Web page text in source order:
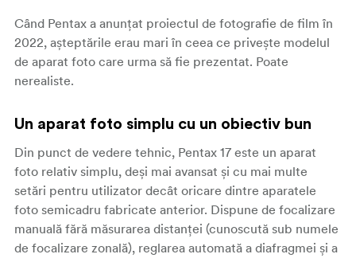
Când Pentax a anunțat proiectul de fotografie de film în
2022, așteptările erau mari în ceea ce privește modelul
de aparat foto care urma să fie prezentat. Poate
nerealiste.
Un aparat foto simplu cu un obiectiv bun
Din punct de vedere tehnic, Pentax 17 este un aparat
foto relativ simplu, deși mai avansat și cu mai multe
setări pentru utilizator decât oricare dintre aparatele
foto semicadru fabricate anterior. Dispune de focalizare
manuală fără măsurarea distanței (cunoscută sub numele
de focalizare zonală), reglarea automată a diafragmei și a